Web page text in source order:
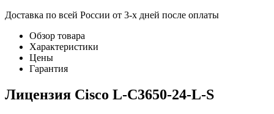
Доставка по всей России от 3-х дней после оплаты
Обзор товара
Характеристики
Цены
Гарантия
Лицензия Cisco L-C3650-24-L-S